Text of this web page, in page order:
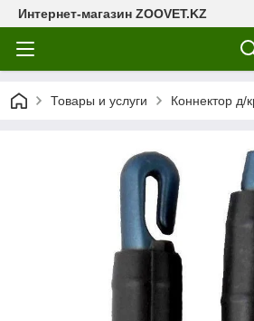
Интернет-магазин ZOOVET.KZ
Товары и услуги Коннектор